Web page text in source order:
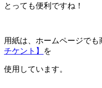
とっても便利ですね！
用紙は、ホームページで
チケント】
を
使用しています。